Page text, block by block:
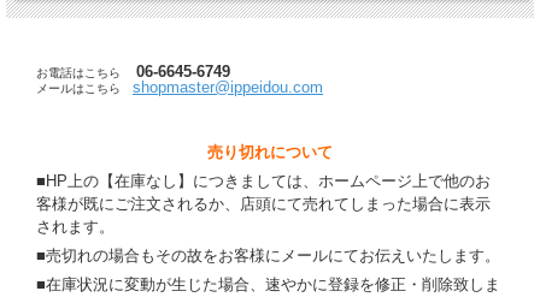
お電話はこちら 06-6645-6749
メールはこちら shopmaster@ippeidou.com
売り切れについて
■HP上の【在庫なし】につきましては、ホームページ上で他のお
客様が既にご注文されるか、店頭にて売れてしまった場合に表示
されます。
■売切れの場合もその故をお客様にメールにてお伝えいたします。
■在庫状況に変動が生じた場合、速やかに登録を修正・削除致しま